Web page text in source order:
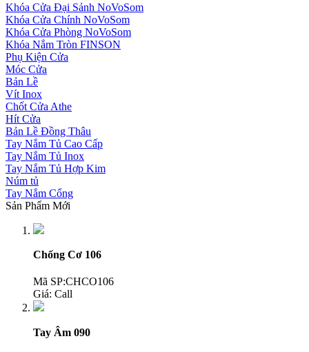
Khóa Cửa Đại Sảnh NoVoSom
Khóa Cửa Chính NoVoSom
Khóa Cửa Phòng NoVoSom
Khóa Nắm Tròn FINSON
Phụ Kiện Cửa
Móc Cửa
Bản Lề
Vít Inox
Chốt Cửa Athe
Hít Cửa
Bản Lề Đồng Thâu
Tay Nắm Tủ Cao Cấp
Tay Nắm Tủ Inox
Tay Nắm Tủ Hợp Kim
Núm tủ
Tay Nắm Cổng
Sản Phẩm Mới
Chống Cơ 106
Mã SP:CHCO106
Giá: Call
Tay Âm 090